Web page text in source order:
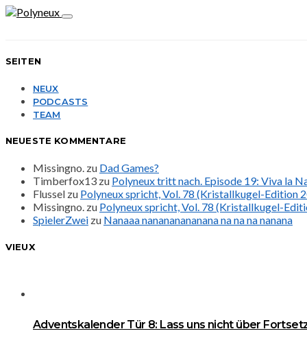
SEITEN
NEUX
PODCASTS
TEAM
NEUESTE KOMMENTARE
Missingno. zu Dad Games?
Timberfox13 zu Polyneux tritt nach. Episode 19: Viva la
Flussel zu Polyneux spricht, Vol. 78 (Kristallkugel-Edition
Missingno. zu Polyneux spricht, Vol. 78 (Kristallkugel-
SpielerZwei zu Nanaaa nanananananana na na na nanana
VIEUX
Adventskalender Tür 8: Lass uns nicht über